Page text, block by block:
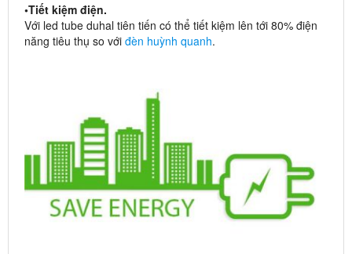
•Tiết kiệm điện.
Với led tube duhal tiên tiến có thể tiết kiệm lên tới 80% điện
năng tiêu thụ so với đèn huỳnh quanh.